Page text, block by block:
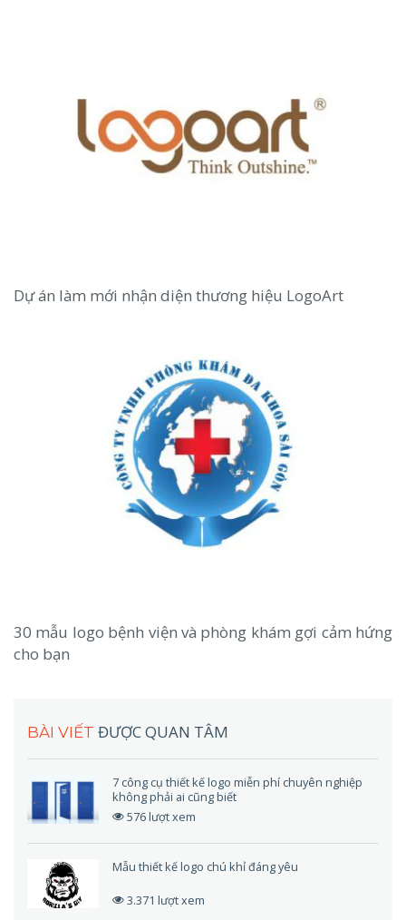
Dự án làm mới nhận diện thương hiệu LogoArt
30 mẫu logo bệnh viện và phòng khám gợi cảm hứng
cho bạn
BÀI VIẾT ĐƯỢC QUAN TÂM
7 công cụ thiết kế logo miễn phí chuyên nghiệp
không phải ai cũng biết
576 lượt xem
Mẫu thiết kế logo chú khỉ đáng yêu
3.371 lượt xem